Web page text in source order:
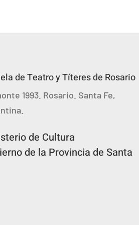
de Teatro y Títeres de Rosario
1993. Rosario. Santa Fe,
de Cultura
de la Provincia de Santa